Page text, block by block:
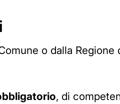
o dalla
, di